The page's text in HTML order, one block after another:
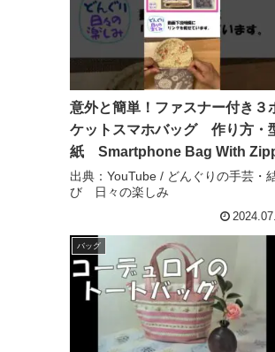
意外と簡単！ファスナー付き３
ケットスマホバッグ 作り方・
紙 Smartphone Bag With
Pocket Tutorial ＆ Pattern シ
ート – どんぐりの手芸・結び
出典：YouTube / どんぐりの手芸・
び 日々の楽しみ
バッグ